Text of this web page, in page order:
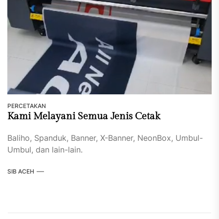
PERCETAKAN
Kami Melayani Semua Jenis Cetak
Baliho, Spanduk, Banner, X-Banner, NeonBox, Umbul-
Umbul, dan lain-lain.
SIB ACEH